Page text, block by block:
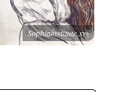
Sophiainstitute.xyz